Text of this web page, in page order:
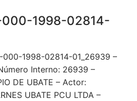
1998-02814-
1998-02814-01_26939 –
Interno: 26939 –
DE UBATE – Actor:
UBATE PCU LTDA –